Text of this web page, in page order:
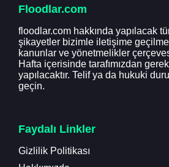
Floodlar.com
floodlar.com hakkında yapılacak
şikayetler bizimle iletişime
kanunlar ve yönetmelikler
Hafta içerisinde tarafımızdan
yapılacaktır. Telif ya da hukuki
geçin.
Faydalı Linkler
Gizlilik Politikası